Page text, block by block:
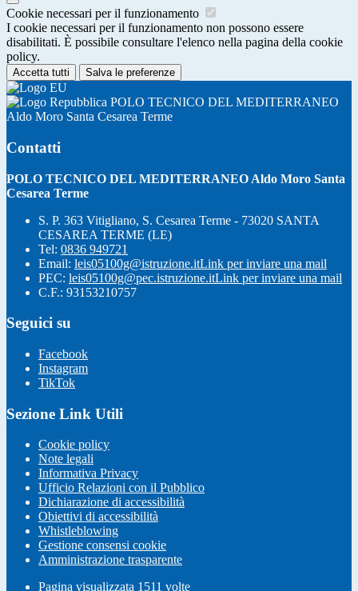
Cookie necessari per il funzionamento
I cookie necessari per il funzionamento non possono essere
disabilitati. È possibile consultare l'elenco nella pagina della cookie
policy.
Accetta tutti Salva le preferenze
POLO TECNICO DEL MEDITERRANEO
Aldo Moro Santa Cesarea Terme
Contatti
POLO TECNICO DEL MEDITERRANEO Aldo Moro Santa
Cesarea Terme
S. P. 363 Vitigliano, S. Cesarea Terme - 73020 SANTA
CESAREA TERME (LE)
Tel: 0836 949721
Email: leis05100g@istruzione.itLink per inviare una mail
PEC: leis05100g@pec.istruzione.itLink per inviare una mail
C.F.: 93153210757
Seguici su
Facebook
Instagram
TikTok
Sezione Link Utili
Cookie policy
Note legali
Informativa Privacy
Ufficio Relazioni con il Pubblico
Dichiarazione di accessibilità
Obiettivi di accessibilità
Whistleblowing
Gestione consensi cookie
Amministrazione trasparente
Pagina visualizzata 1511 volte